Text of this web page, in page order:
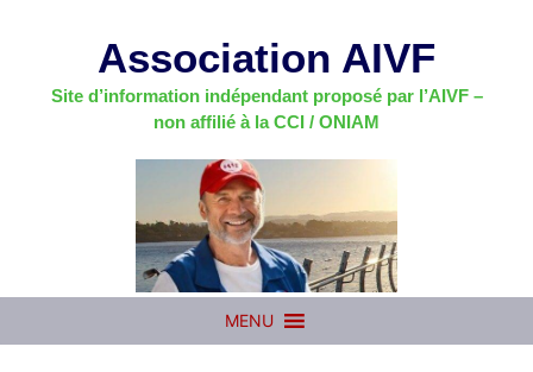
Association AIVF
Site d’information indépendant proposé par l’AIVF –
non affilié à la CCI / ONIAM
MENU